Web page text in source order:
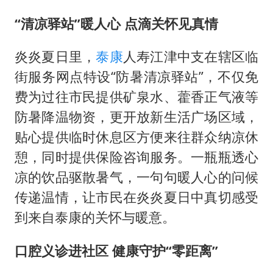
“清凉驿站”暖人心 点滴关怀见真情
炎炎夏日里，泰康人寿江津中支在辖区临
街服务网点特设“防暑清凉驿站”，不仅免
费为过往市民提供矿泉水、藿香正气液等
防暑降温物资，更开放新生活广场区域，
贴心提供临时休息区方便来往群众纳凉休
憩，同时提供保险咨询服务。一瓶瓶透心
凉的饮品驱散暑气，一句句暖人心的问候
传递温情，让市民在炎炎夏日中真切感受
到来自泰康的关怀与暖意。
口腔义诊进社区 健康守护“零距离”